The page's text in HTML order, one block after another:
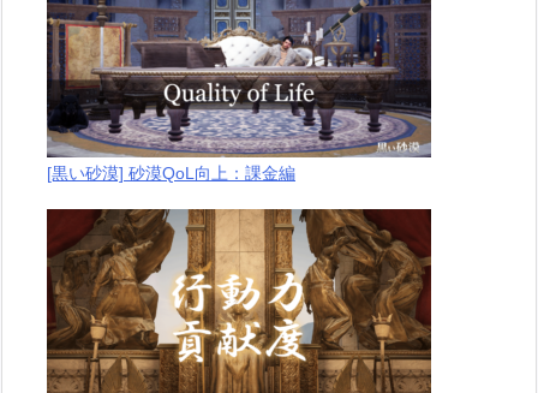
[黒い砂漠] 砂漠QoL向上：課金編